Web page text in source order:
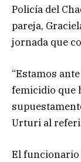
Policía del
pareja,
jornada que
“Estamos
femicidio que
Urturi al
El funcionario